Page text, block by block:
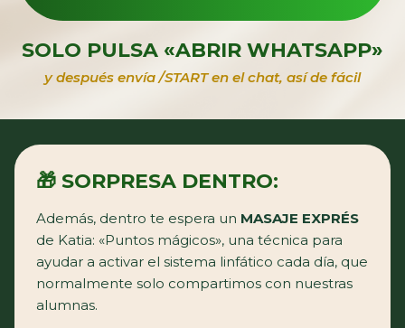
SOLO PULSA «ABRIR WHATSAPP»
y después envía /START en el chat, así de fácil
🎁 SORPRESA DENTRO:
Además, dentro te espera un MASAJE EXPRÉS
de Katia: «Puntos mágicos», una técnica para
ayudar a activar el sistema linfático cada día, que
normalmente solo compartimos con nuestras
alumnas.